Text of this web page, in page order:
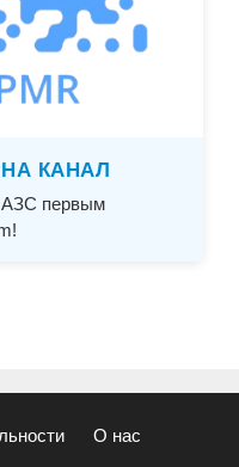
КАНАЛ
АЗС первым
О нас